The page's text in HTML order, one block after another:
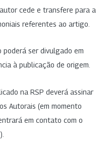
cede e transfere para a
referentes ao artigo.
poderá ser divulgado em
à publicação de origem.
na RSP deverá assinar
Autorais (em momento
em contato com o